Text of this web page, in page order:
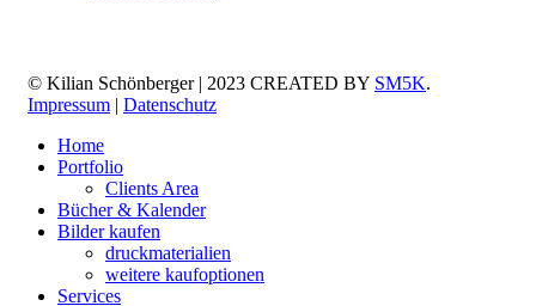
© Kilian Schönberger | 2023 CREATED BY SM5K.
Impressum | Datenschutz
Home
Portfolio
Clients Area
Bücher & Kalender
Bilder kaufen
druckmaterialien
weitere kaufoptionen
Services